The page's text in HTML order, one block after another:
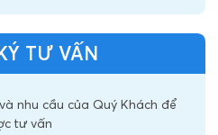
TƯ VẤN
nhu cầu của Quý Khách để
tư vấn